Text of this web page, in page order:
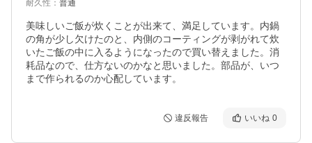
耐久性 ： 普通
美味しいご飯が炊くことが出来て、満足しています。内鍋
の角が少し欠けたのと、内側のコーティングが剥がれて炊
いたご飯の中に入るようになったので買い替えました。消
耗品なので、仕方ないのかなと思いました。部品が、いつ
まで作られるのか心配しています。
違反報告 いいね 0